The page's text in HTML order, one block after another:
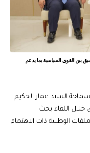
بين القوى السياسية بما يدعم
السيد عمار الحكيم
خلال اللقاء بحث
الوطنية ذات الاهتمام